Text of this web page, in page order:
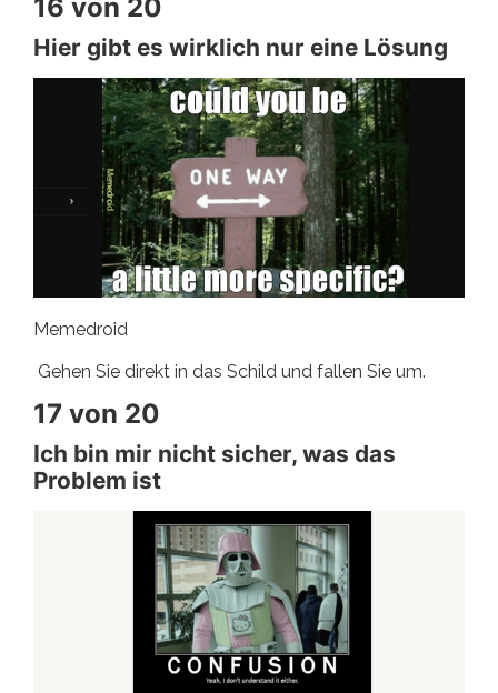
16 von 20
Hier gibt es wirklich nur eine Lösung
Memedroid
Gehen Sie direkt in das Schild und fallen Sie um.
17 von 20
Ich bin mir nicht sicher, was das
Problem ist